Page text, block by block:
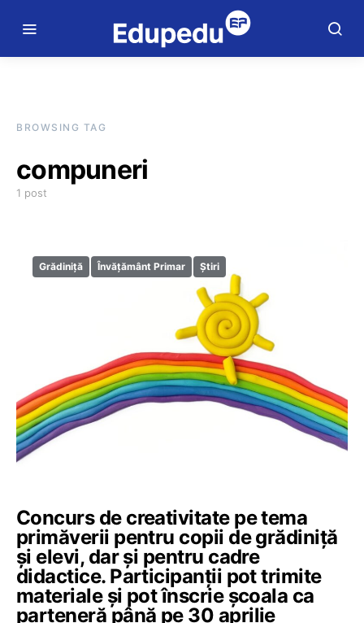
BROWSING TAG
compuneri
1 post
Grădiniță Învățământ Primar Știri
Concurs de creativitate pe tema
primăverii pentru copii de grădiniță
și elevi, dar și pentru cadre
didactice. Participanții pot trimite
materiale și pot înscrie școala ca
parteneră până pe 30 aprilie